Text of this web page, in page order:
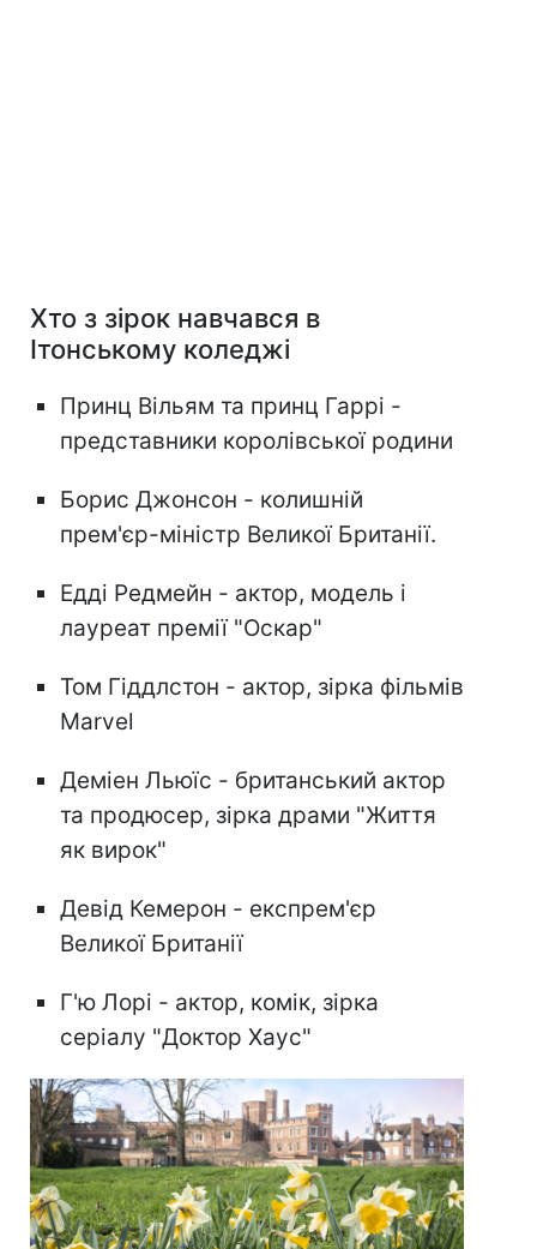
Хто з зірок навчався в
Ітонському коледжі
Принц Вільям та принц Гаррі -
представники королівської родини
Борис Джонсон - колишній
прем'єр-міністр Великої Британії.
Едді Редмейн - актор, модель і
лауреат премії "Оскар"
Том Гіддлстон - актор, зірка фільмів
Marvel
Деміен Льюїс - британський актор
та продюсер, зірка драми "Життя
як вирок"
Девід Кемерон - експрем'єр
Великої Британії
Г'ю Лорі - актор, комік, зірка
серіалу "Доктор Хаус"